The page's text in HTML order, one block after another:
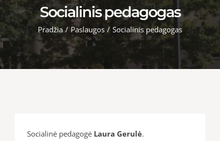
Socialinis pedagogas
Pradžia / Paslaugos / Socialinis pedagogas
Socialinė pedagogė Laura Gerulė.